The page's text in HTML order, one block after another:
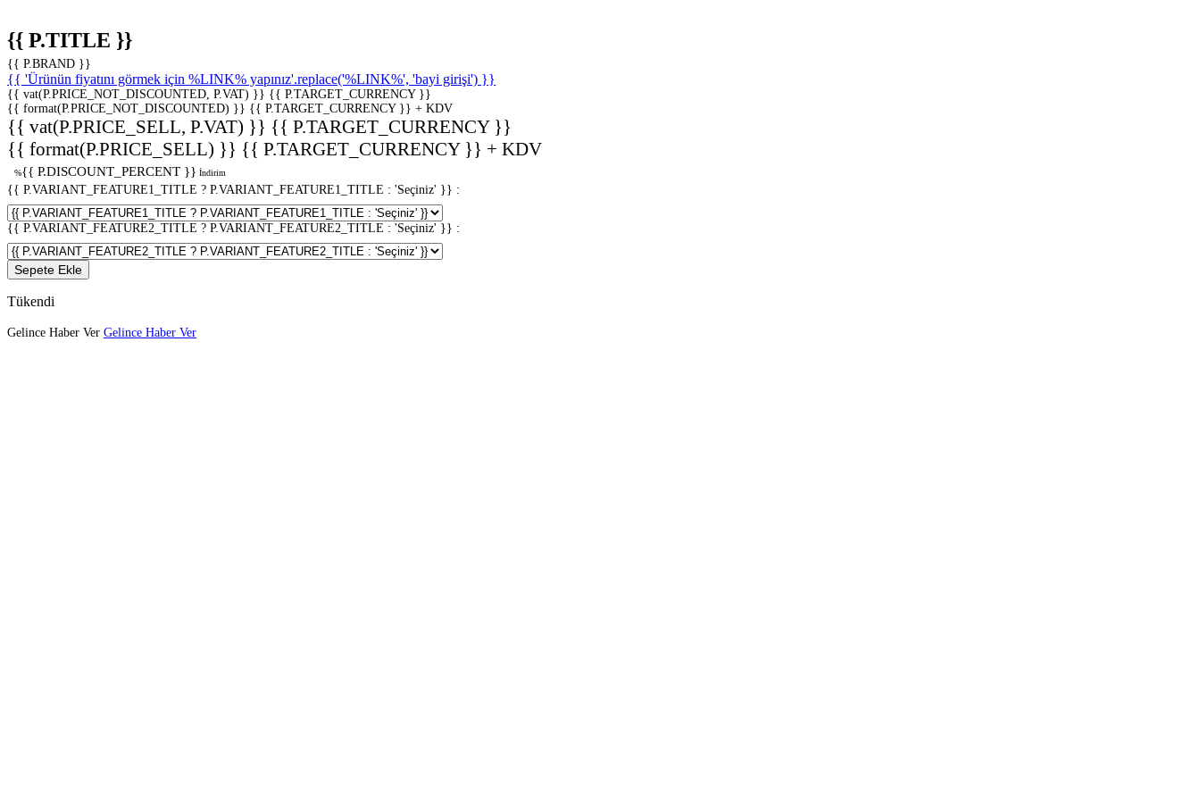
{{ P.TITLE }}
{{ P.BRAND }}
{{ 'Ürünün fiyatını görmek için %LINK% yapınız'.replace('%LINK%', 'bayi girişi') }}
{{ vat(P.PRICE_NOT_DISCOUNTED, P.VAT) }} {{ P.TARGET_CURRENCY }}
{{ format(P.PRICE_NOT_DISCOUNTED) }} {{ P.TARGET_CURRENCY }} + KDV
{{ vat(P.PRICE_SELL, P.VAT) }} {{ P.TARGET_CURRENCY }}
{{ format(P.PRICE_SELL) }} {{ P.TARGET_CURRENCY }} + KDV
%{{ P.DISCOUNT_PERCENT }} İndirim
{{ P.VARIANT_FEATURE1_TITLE ? P.VARIANT_FEATURE1_TITLE : 'Seçiniz' }} :
{{ P.VARIANT_FEATURE2_TITLE ? P.VARIANT_FEATURE2_TITLE : 'Seçiniz' }} :
Sepete Ekle
Tükendi
Gelince Haber Ver Gelince Haber Ver